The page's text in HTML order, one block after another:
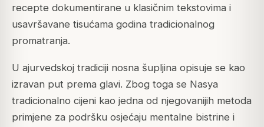
recepte dokumentirane u klasičnim tekstovima i
usavršavane tisućama godina tradicionalnog
promatranja.
U ajurvedskoj tradiciji nosna šupljina opisuje se kao
izravan put prema glavi. Zbog toga se Nasya
tradicionalno cijeni kao jedna od njegovanijih metoda
primjene za podršku osjećaju mentalne bistrine i